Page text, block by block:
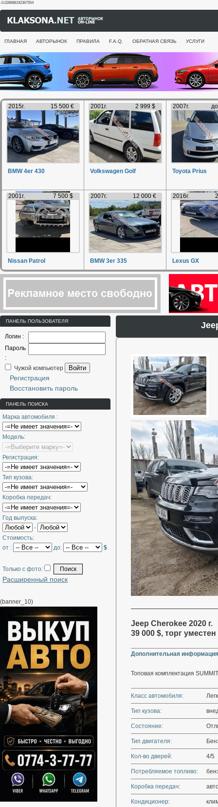
-0.028688192367554
ГЛАВНАЯ АВТОРЫНОК ПРАВИЛА F.A.Q. ОБРАТНАЯ СВЯЗЬ УСЛУГИ
2015г. 15 500 €
BMW 4er 430
2001г. 2 999 $
Volkswagen Golf
2007г.
Toyota Prius
2001г. 7 500 $
Nissan Patrol
2007г. 12 000 €
BMW 3er 335
2016г.
Lexus GX
ПАНЕЛЬ ПОЛЬЗОВАТЕЛЯ
Логин :
Пароль
:
Чужой компьютер
Войти
Регистрация
Восстановить пароль
ПАНЕЛЬ ПОИСКА
Марка автомобиля :
Модель:
Регистрация:
Тип кузова:
Коробка передач:
Год выпуска:
-
Стоимость:
от :
до: $
Только с фото:
Расширенный поиск
(banner_10)
Jeep Cherokee 2020 г.
39 000 $, торг уместен
Дополнительная
Топовая комплектация
Класс автомобиля:
Тип кузова:
Состояние:
Тип двигателя:
Кол-во дверей: 4/5
Потребляемое топливо:
Коробка передач:
Кондиционер: